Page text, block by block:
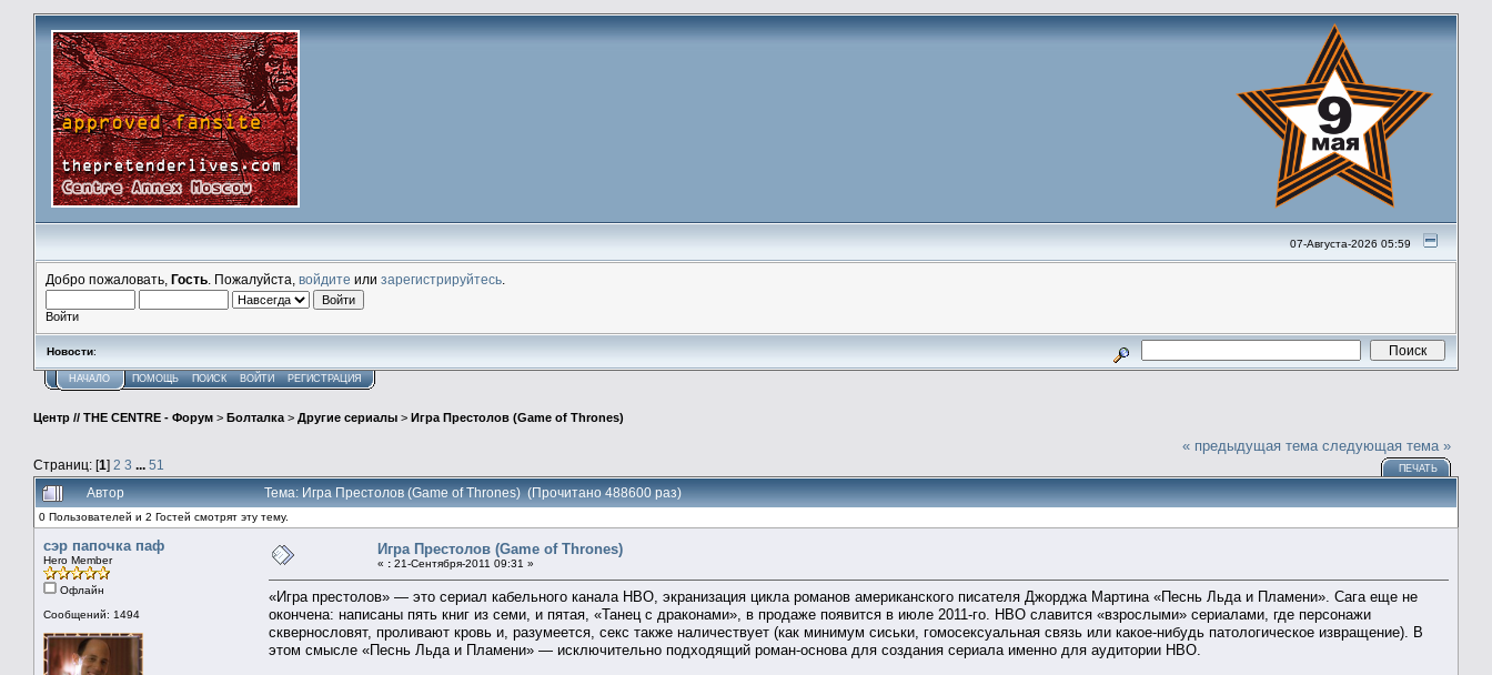
07-Августа-2026 05:59
Добро пожаловать, Гость . Пожалуйста, войдите или зарегистрируйтесь
Войти
Новости:
НАЧАЛО ПОМОЩЬ ПОИСК ВОЙТИ РЕГИСТРАЦИЯ
Центр // THE CENTRE - Форум > Болталка > Другие сериалы > Игра Престолов (Game of Thrones)
Страниц: [1] 2 3 ... 51
« предыдущая тема следующая тема »
ПЕЧАТЬ
Автор Тема: Игра Престолов (Game of Thrones) (Прочитано 488600 раз)
0 Пользователей и 2 Гостей смотрят эту тему.
сэр папочка паф
Hero Member
Офлайн
Сообщений: 1494
Игра Престолов (Game of Thrones)
« : 21-Сентября-2011 09:31 »
«Игра престолов» — это сериал кабельного канала HBO, экранизация цикла романов американского писателя Джорджа Мартина «Песнь Льда и Пламени». Сага еще не
окончена: написаны пять книг из семи, и пятая, «Танец с драконами», в продаже появится в июле 2011-го. HBO славится «взрослыми» сериалами, где персонажи
сквернословят, проливают кровь и, разумеется, секс также наличествует (как минимум сиськи, гомосексуальная связь или какое-нибудь патологическое извращение). В
этом смысле «Песнь Льда и Пламени» — исключительно подходящий роман-основа для создания сериала именно для аудитории HBO.